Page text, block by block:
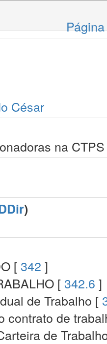
César
na
)
[ 342 ]
[ 342.6 ]
de Trabalho [
contrato de
de